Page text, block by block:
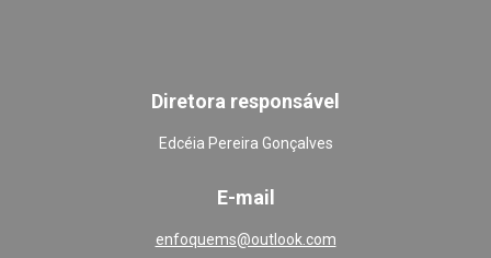
Diretora responsável
Edcéia Pereira Gonçalves
E-mail
enfoquems@outlook.com